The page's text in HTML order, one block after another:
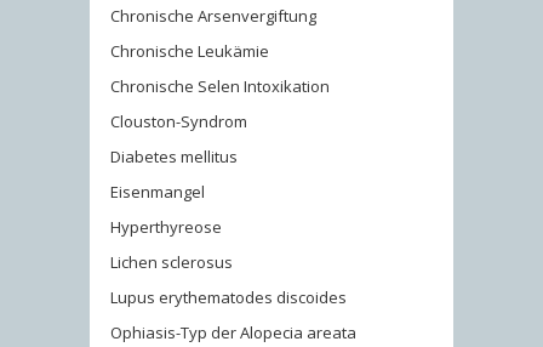
Chronische Arsenvergiftung
Chronische Leukämie
Chronische Selen Intoxikation
Clouston-Syndrom
Diabetes mellitus
Eisenmangel
Hyperthyreose
Lichen sclerosus
Lupus erythematodes discoides
Ophiasis-Typ der Alopecia areata